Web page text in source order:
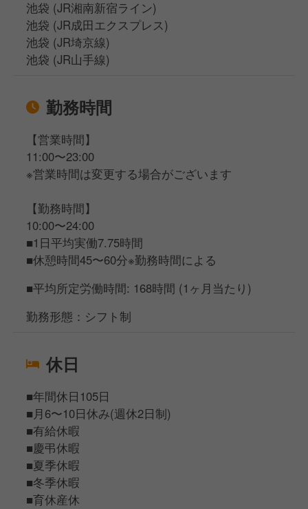
池袋 (JR湘南新宿ライン)
池袋 (JR成田エクスプレス)
池袋 (JR埼京線)
池袋 (JR山手線)
勤務時間
【営業時間】
11:00〜23:00
※営業時間は変更する場合がございます
【勤務時間】
10:00〜24:00
■1日平均実働7.75時間
■休憩時間45〜60分※勤務時間による
■平均所定労働時間: 168時間 (1ヶ月当たり)
勤務形態：シフト制
休日
■年間休日105日
■月6〜10日休み(週休2日制)
■有給休暇
■慶弔休暇
■夏季休暇
■冬季休暇
■育休産休